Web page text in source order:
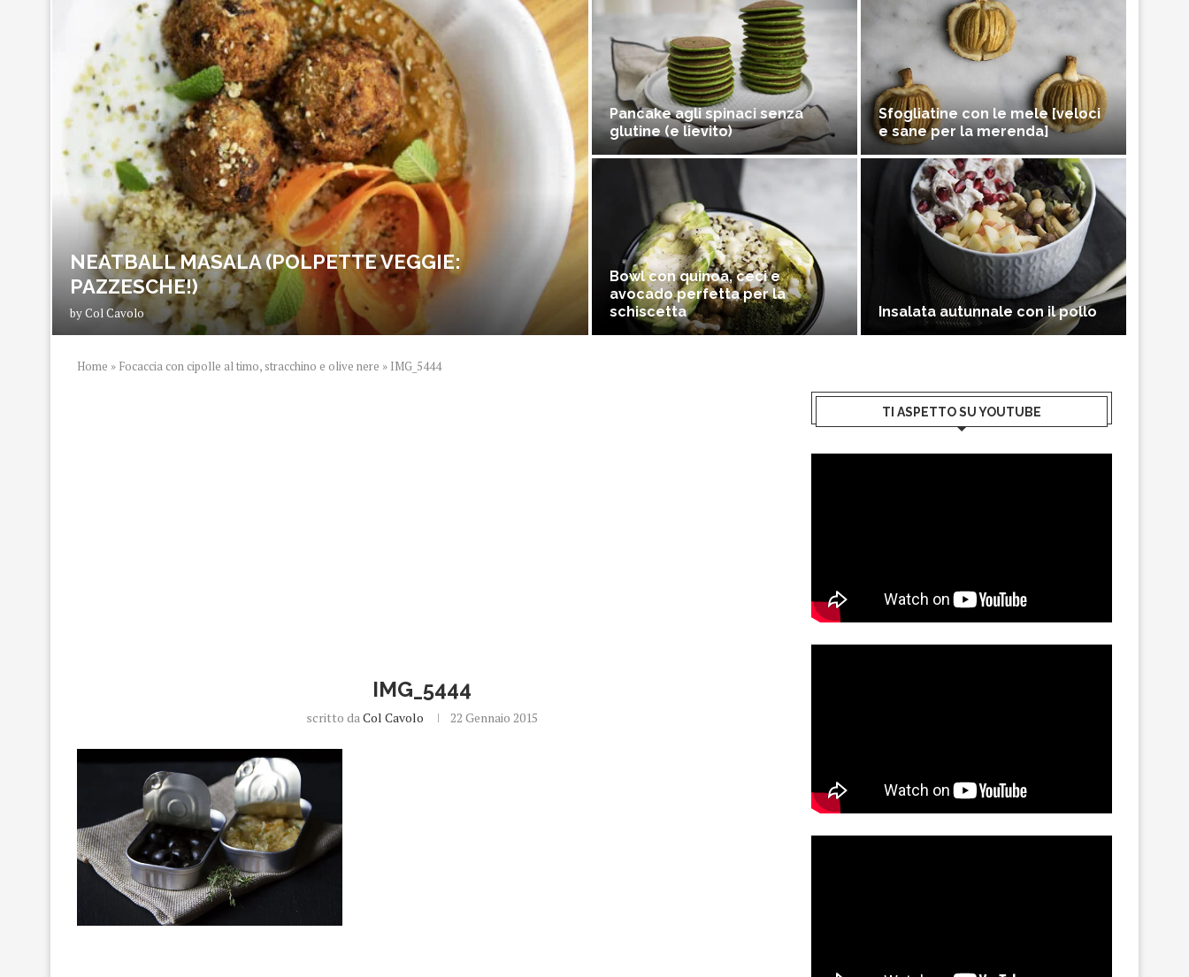
NEATBALL MASALA (POLPETTE VEGGIE:
PAZZESCHE!)
byCol Cavolo
Pancake agli spinaci senza
glutine (e lievito)
Bowl con quinoa, ceci e
avocado perfetta per la
schiscetta
Sfogliatine con le mele [veloci
e sane per la merenda]
Insalata autunnale con il pollo
Home » Focaccia con cipolle al timo, stracchino e olive nere » IMG_5444
IMG_5444
scritto daCol Cavolo 22 Gennaio 2015
TI ASPETTO SU YOUTUBE